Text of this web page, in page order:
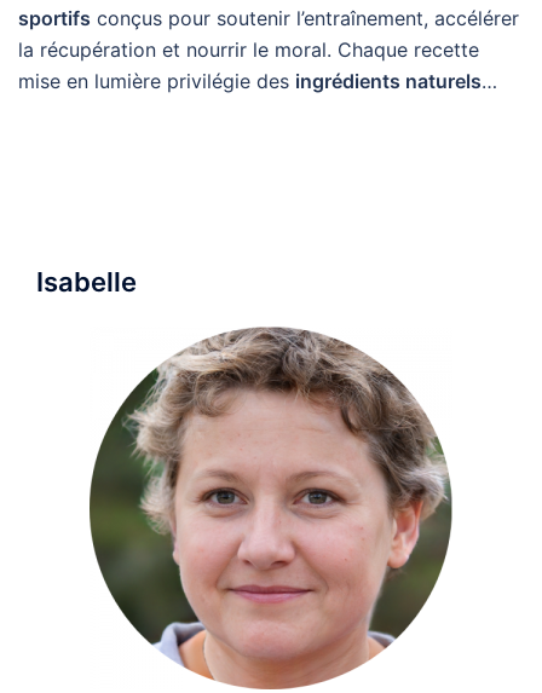
sportifs conçus pour soutenir l’entraînement, accélérer
la récupération et nourrir le moral. Chaque recette
mise en lumière privilégie des ingrédients naturels…
Isabelle